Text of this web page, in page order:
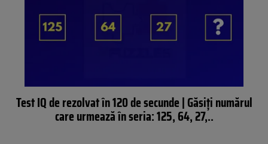
Test IQ de rezolvat în 120 de secunde | Găsiți numărul
care urmează în seria: 125, 64, 27,..